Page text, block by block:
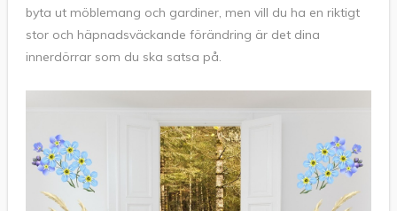
byta ut möblemang och gardiner, men vill du ha en riktigt
stor och häpnadsväckande förändring är det dina
innerdörrar som du ska satsa på.